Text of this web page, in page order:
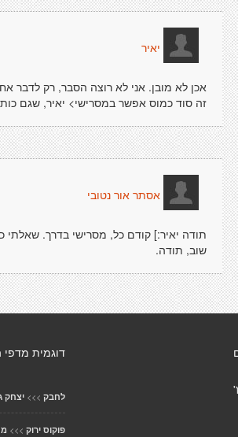
יאיר
אכן לא מובן. אני לא רוצה הסבר, רק לדבר
זה סוד כמוס אפשר במסרישי> יאיר, שגם
אסתר אור נטובי
תודה יאיר:] קודם כל, מסרישי בדרך.
שוב, תודה.
דוגמית מדפי
לחבק >>> יצחק
פוקוס ירוק >>>